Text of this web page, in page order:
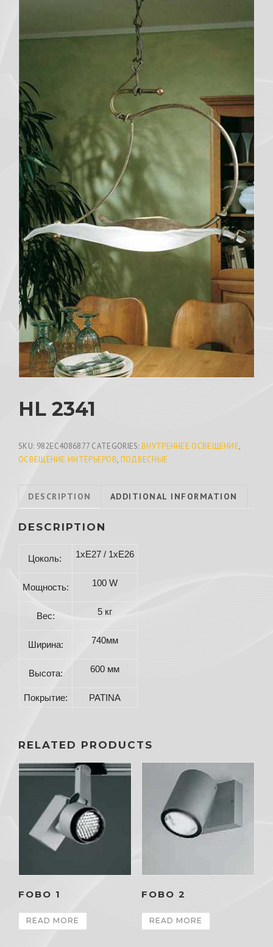
HL 2341
SKU: 982EC4086877 CATEGORIES:ВНУТРЕННЕЕ ОСВЕЩЕНИЕ,
ОСВЕЩЕНИЕ ИНТЕРЬЕРОВ, ПОДВЕСНЫЕ
DESCRIPTION ADDITIONAL INFORMATION
DESCRIPTION
Цоколь: 1хE27 / 1хE26
Мощность: 100 W
Вес: 5 кг
Ширина: 740мм
Высота: 600 мм
Покрытие: PATINA
RELATED PRODUCTS
FOBO 1
READ MORE
FOBO 2
READ MORE